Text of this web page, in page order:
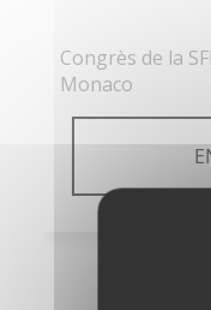
Congrès de la
Monaco